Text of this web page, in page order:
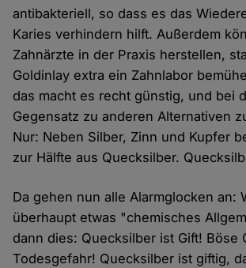
antibakteriell, so dass es das
Karies verhindern hilft. Außerdem
Zahnärzte in der Praxis herstellen,
Goldinlay extra ein Zahnlabor
das macht es recht günstig, und bei
Gegensatz zu anderen Alternativen
Nur: Neben Silber, Zinn und Kupfer
zur Hälfte aus Quecksilber.
Da gehen nun alle Alarmglocken an:
überhaupt etwas "chemisches
dann dies: Quecksilber ist Gift! Böse
Todesgefahr! Quecksilber ist giftig,